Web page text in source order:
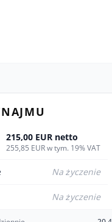
215,00 EUR netto
255,85 EUR w tym. 19% VAT
Na życzenie
Na życzenie